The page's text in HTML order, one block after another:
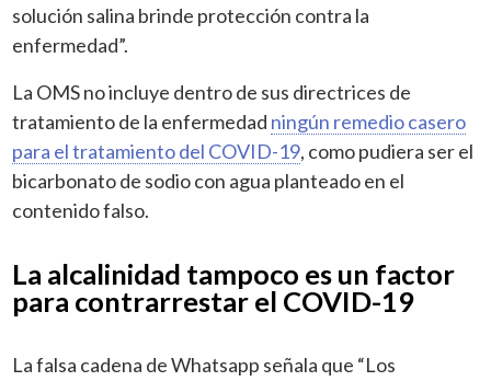
solución salina brinde protección contra la
enfermedad”.
La OMS no incluye dentro de sus directrices de
tratamiento de la enfermedad ningún remedio casero
para el tratamiento del COVID-19, como pudiera ser el
bicarbonato de sodio con agua planteado en el
contenido falso.
La alcalinidad tampoco es un factor
para contrarrestar el COVID-19
La falsa cadena de Whatsapp señala que “Los